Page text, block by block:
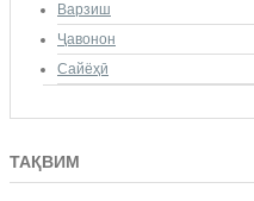
Варзиш
Ҷавонон
Сайёҳӣ
ТАҚВИМ